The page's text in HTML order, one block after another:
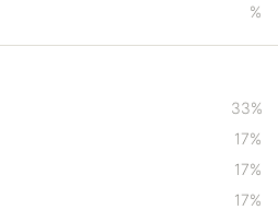
%
33%
17%
17%
17%